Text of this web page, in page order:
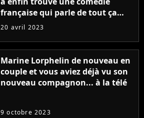
française qui parle de tout ça
sans être super ringarde
20 avril 2023
Marine Lorphelin de nouveau en
couple et vous aviez déjà vu son
nouveau compagnon... à la télé
9 octobre 2023